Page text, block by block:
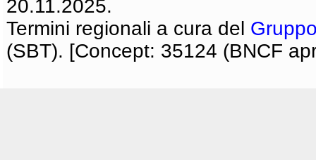
20.11.2025.
Termini regionali a cura del
(SBT). [Concept: 35124 (BNCF